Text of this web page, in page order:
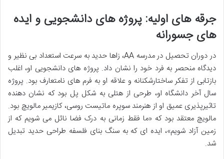
جرقه های اولیه: پروژه های دانشجویی و ایده
های جسورانه
در دوران تحصیل در مدرسه AA، زاها حدید به سرعت استعداد بی نظیر و
دیدگاه منحصر به فرد خود را نشان داد. پروژه های دانشجویی او، اغلب
بازتابی از تفکر ساختارشکنانه و علاقه او به فرم های نامتعارف بود. پروژه
سال آخر دانشگاه او، طرحی از هتلی به شکل پل بود که نشان دهنده
تاثیرپذیری عمیق او از هنرمند سوپره ماتیست روسی، کازیمیر مالویچ بود.
مالویچ معتقد بود که «ما فقط زمانی به درک فضا نائل می شویم که از
زمین آزاد شویم»، ایده ای که به سنگ بنای فلسفه طراحی حدید تبدیل
شد.